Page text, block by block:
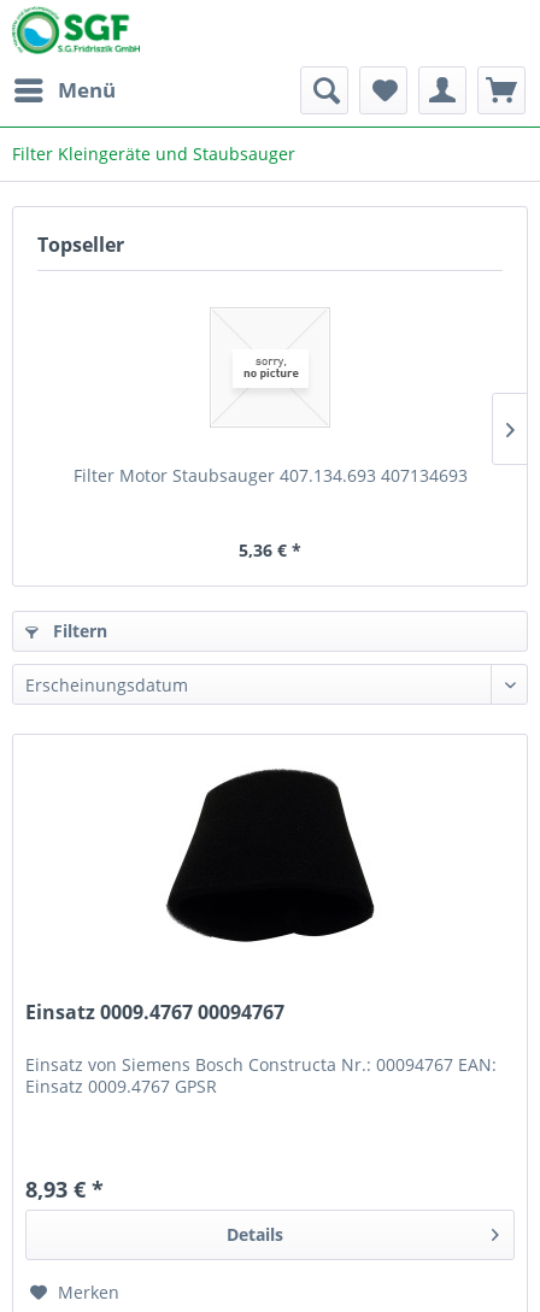
Menü
Filter Kleingeräte und Staubsauger
Topseller
Filter Motor Staubsauger 407.134.693 407134693
5,36 € *
Filtern
Einsatz 0009.4767 00094767
Einsatz von Siemens Bosch Constructa Nr.: 00094767 EAN:
Einsatz 0009.4767 GPSR
8,93 € *
Details
Merken